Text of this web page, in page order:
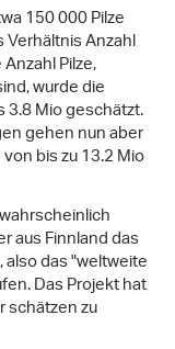
150 000 Pilze
Anzahl
Pilze,
wurde die
3.8 Mio geschätzt.
gehen nun aber
bis zu 13.2 Mio
aus Finnland das
also das "weltweite
Das Projekt hat
schätzen zu